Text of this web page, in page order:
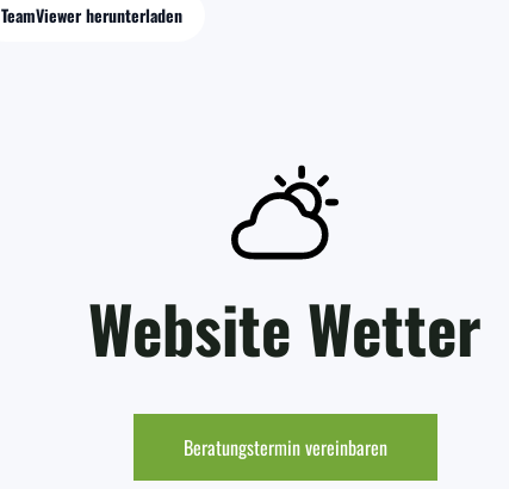
TeamViewer herunterladen
Website Wetter
Beratungstermin vereinbaren